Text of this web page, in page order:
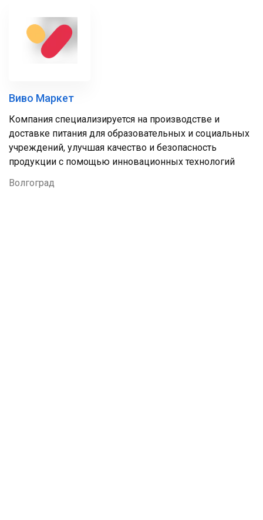
Виво Маркет
Компания специализируется на производстве и
доставке питания для образовательных и социальных
учреждений, улучшая качество и безопасность
продукции с помощью инновационных технологий
Волгоград